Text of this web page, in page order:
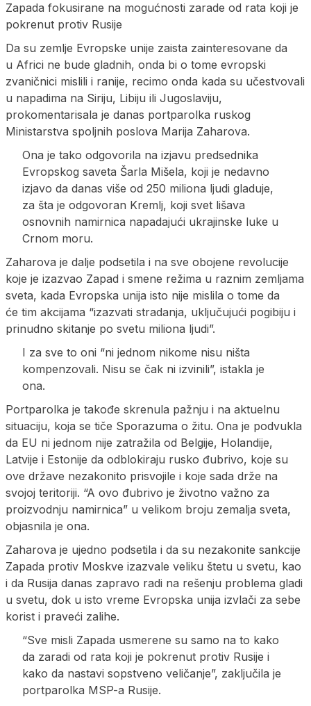
Zapada fokusirane na mogućnosti zarade od rata koji je
pokrenut protiv Rusije
Da su zemlje Evropske unije zaista zainteresovane da
u Africi ne bude gladnih, onda bi o tome evropski
zvaničnici mislili i ranije, recimo onda kada su učestvovali
u napadima na Siriju, Libiju ili Jugoslaviju,
prokomentarisala je danas portparolka ruskog
Ministarstva spoljnih poslova Marija Zaharova.
Ona je tako odgovorila na izjavu predsednika
Evropskog saveta Šarla Mišela, koji je nedavno
izjavo da danas više od 250 miliona ljudi gladuje,
za šta je odgovoran Kremlj, koji svet lišava
osnovnih namirnica napadajući ukrajinske luke u
Crnom moru.
Zaharova je dalje podsetila i na sve obojene revolucije
koje je izazvao Zapad i smene režima u raznim zemljama
sveta, kada Evropska unija isto nije mislila o tome da
će tim akcijama “izazvati stradanja, uključujući pogibiju i
prinudno skitanje po svetu miliona ljudi”.
I za sve to oni “ni jednom nikome nisu ništa
kompenzovali. Nisu se čak ni izvinili”, istakla je
ona.
Portparolka je takođe skrenula pažnju i na aktuelnu
situaciju, koja se tiče Sporazuma o žitu. Ona je podvukla
da EU ni jednom nije zatražila od Belgije, Holandije,
Latvije i Estonije da odblokiraju rusko đubrivo, koje su
ove države nezakonito prisvojile i koje sada drže na
svojoj teritoriji. “A ovo đubrivo je životno važno za
proizvodnju namirnica” u velikom broju zemalja sveta,
objasnila je ona.
Zaharova je ujedno podsetila i da su nezakonite sankcije
Zapada protiv Moskve izazvale veliku štetu u svetu, kao
i da Rusija danas zapravo radi na rešenju problema gladi
u svetu, dok u isto vreme Evropska unija izvlači za sebe
korist i praveći zalihe.
“Sve misli Zapada usmerene su samo na to kako
da zaradi od rata koji je pokrenut protiv Rusije i
kako da nastavi sopstveno veličanje”, zaključila je
portparolka MSP-a Rusije.